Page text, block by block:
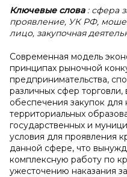
Ключевые слова : сфера
проявление, УК РФ,
лицо, закупочная
Современная модель
принципах рыночной
предпринимательства,
различных сфер
обеспечения закупок для
территориальных
государственных и
условия для проявления
данной сфере, что
комплексную работу по
ужесточению наказания